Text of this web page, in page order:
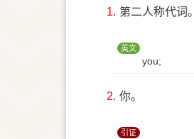
1. 第二人称代词。
英文
you;
2. 你。
引证